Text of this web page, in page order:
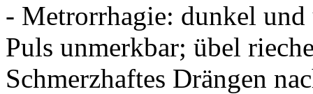
- Metrorrhagie: dunkel
Puls unmerkbar; übel
Schmerzhaftes Drängen